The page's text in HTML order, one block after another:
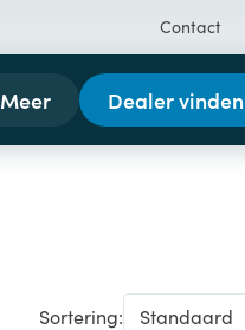
Contact
Meer Dealer vinden
Sortering: Standaard